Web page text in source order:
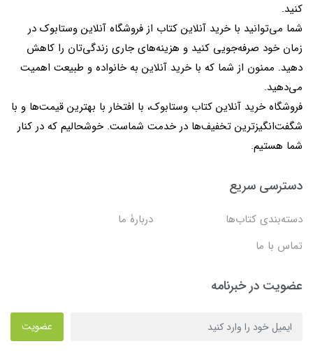
کنید.
شما می‌توانید با خرید آنلاین کتاب از فروشگاه آنلاین وستابوک در
زمان خود صرفه‌جویی کنید و هزینه‌های جاری زندگی‌تان را کاهش
دهید. ممنون از شما که با خرید آنلاین به خانواده و طبیعت اهمیت
می‌دهید.
فروشگاه خرید آنلاین کتاب وستابوک، با افتخار با بهترین قیمت‌ها و با
شگفت‌انگیزترین تخفیف‌ها در خدمت شماست. خوشحالیم که در کنار
شما هستیم.
دسترسی سریع
دسته‌بندی کتاب‌ها
دربارۀ ما
تماس با ما
عضویت در خبرنامه
عضویت